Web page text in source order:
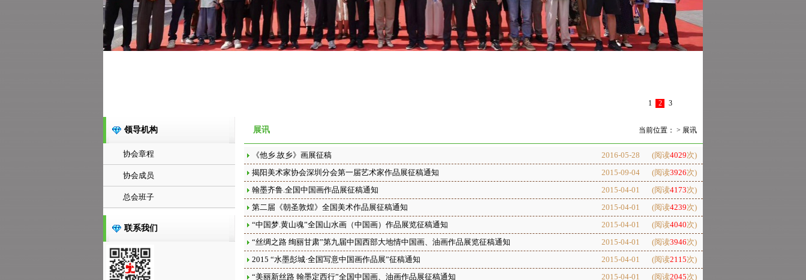
1 2 3
领导机构
协会章程
协会成员
总会班子
联系我们
展讯 当前位置： > 展讯
《他乡.故乡》画展征稿 (阅读4029次)
2016-05-28
揭阳美术家协会深圳分会第一届艺术家作品展征稿通知
(阅读3926次)
2015-09-04
翰墨齐鲁.全国中国画作品展征稿通知
(阅读4173次)
2015-04-01
第二届《朝圣敦煌》全国美术作品展征稿通知
(阅读4239次)
2015-04-01
“中国梦.黄山魂”全国山水画（中国画）作品展览征稿通知
(阅读4040次)
2015-04-01
“丝绸之路 绚丽甘肃”第九届中国西部大地情中国画、油画作品展览征稿通知
(阅读3946次)
2015-04-01
2015 “水墨彭城·全国写意中国画作品展”征稿通知
(阅读2115次)
2015-04-01
“美丽新丝路 翰墨定西行”全国中国画、油画作品展征稿通知
(阅读2045次)
2015-04-01